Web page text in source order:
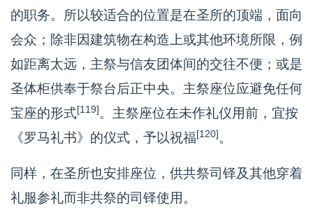
的职务。所以较适合的位置是在圣所的顶端，面向
会众；除非因建筑物在构造上或其他环境所限，例
如距离太远，主祭与信友团体间的交往不便；或是
圣体柜供奉于祭台后正中央。主祭座位应避免任何
宝座的形式[119]。主祭座位在未作礼仪用前，宜按
《罗马礼书》的仪式，予以祝福[120]。
同样，在圣所也安排座位，供共祭司铎及其他穿着
礼服参礼而非共祭的司铎使用。